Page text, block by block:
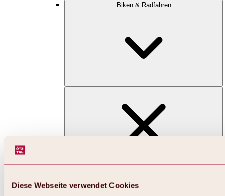
Diese Webseite verwendet Cookies
Biken & Radfahren